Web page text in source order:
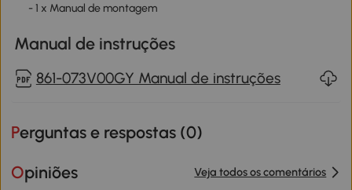
- 1 x Manual de montagem
Manual de instruções
861-073V00GY Manual de instruções
Perguntas e respostas (0)
Opiniões Veja todos os comentários